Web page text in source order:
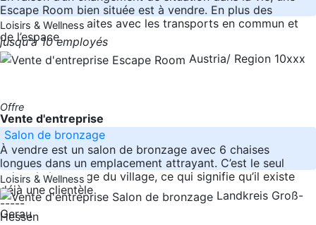
Escape Room bien située est à vendre. En plus des
connexions parfaites avec les transports en commun et
de l’espace
Loisirs & Wellness
jusqu'à 10 employés
Austria/ Region 10xxx
Offre
Vente d'entreprise
Salon de bronzage
À vendre est un salon de bronzage avec 6 chaises
longues dans un emplacement attrayant. C’est le seul
salon de bronzage du village, ce qui signifie qu’il existe
déjà une clientèle
-----
Hessen
Loisirs & Wellness
Landkreis Groß-
Gerau